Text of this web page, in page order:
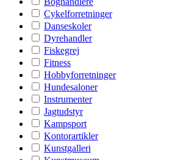
Cykelforretninger
Danseskoler
Dyrehandler
Fiskegrej
Fitness
Hobbyforretninger
Hundesaloner
Instrumenter
Jagtudstyr
Kampsport
Kontorartikler
Kunstgalleri